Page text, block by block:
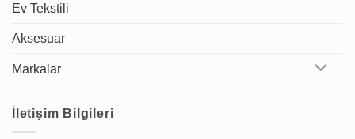
Ev Tekstili
Aksesuar
Markalar
İletişim Bilgileri